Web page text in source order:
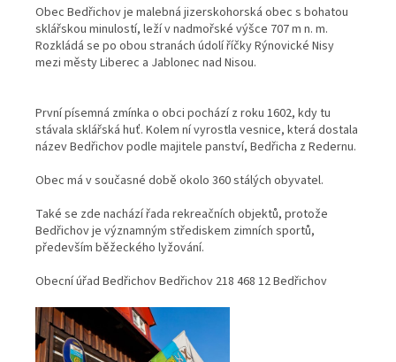
Obec Bedřichov je malebná jizerskohorská obec s bohatou
sklářskou minulostí, leží v nadmořské výšce 707 m n. m.
Rozkládá se po obou stranách údolí říčky Rýnovické Nisy
mezi městy Liberec a Jablonec nad Nisou.
První písemná zmínka o obci pochází z roku 1602, kdy tu
stávala sklářská huť. Kolem ní vyrostla vesnice, která dostala
název Bedřichov podle majitele panství, Bedřicha z Redernu.
Obec má v současné době okolo 360 stálých obyvatel.
Také se zde nachází řada rekreačních objektů, protože
Bedřichov je významným střediskem zimních sportů,
především běžeckého lyžování.
Obecní úřad Bedřichov Bedřichov 218 468 12 Bedřichov